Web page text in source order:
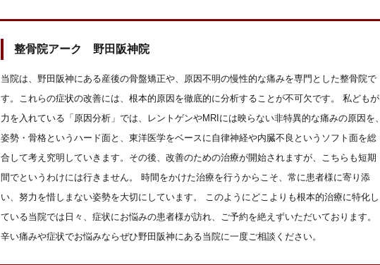
整骨院アーク 野田阪神院
当院は、野田阪神にある産後の骨盤矯正や、原因不明の慢性的な痛みを専門とした整骨院で
す。これらの症状の改善には、根本的原因を徹底的に分析することが不可欠です。 私どもが
力を入れている「原因分析」では、レントゲンやMRIには映らない非特異的な痛みの原因を、
姿勢・骨格というハード面と、東洋医学をベースに自律神経や内臓不良というソフト面を総
合して考え究明していきます。その後、改善のための治療が開始されますが、こちらも短期
間でというわけには行きません。 時間をかけた治療を行うからこそ、常に患者様に寄り添
い、努力を惜しまない姿勢を大切にしています。 このようにどこよりも根本的治療に特化し
ている当院では日々、症状にお悩みの患者様が訪れ、ご予約を絶えずいただいております。
辛い痛みや症状でお悩みならぜひ野田阪神にある当院に一度ご相談ください。